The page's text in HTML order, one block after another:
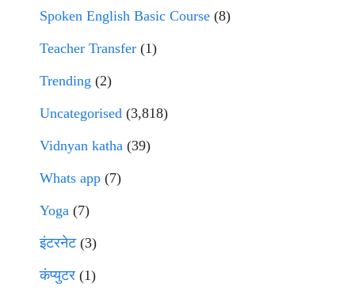
Spoken English Basic Course (8)
Teacher Transfer (1)
Trending (2)
Uncategorised (3,818)
Vidnyan katha (39)
Whats app (7)
Yoga (7)
इंटरनेट(3)
कंप्युटर (1)